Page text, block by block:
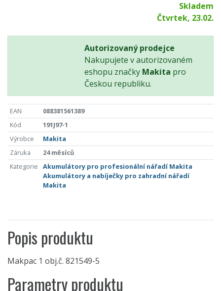
Skladem
Čtvrtek, 23.02.
Autorizovaný prodejce
Nakupujete v autorizovaném
eshopu značky Makita pro
Českou republiku.
EAN
088381561389
Kód
191J97-1
Výrobce
Makita
Záruka
24 měsíců
Kategorie
Akumulátory pro profesionální nářadí Makita
Akumulátory a nabíječky pro zahradní nářadí
Makita
Popis produktu
Makpac 1 obj.č. 821549-5
Parametry produktu